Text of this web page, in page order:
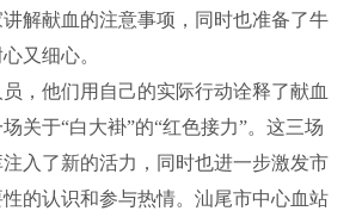
解献血的注意事项，同时也准备了牛
又细心。
，他们用自己的实际行动诠释了献血
关于“白大褂”的“红色接力”。这三场
入了新的活力，同时也进一步激发市
的认识和参与热情。汕尾市中心血站